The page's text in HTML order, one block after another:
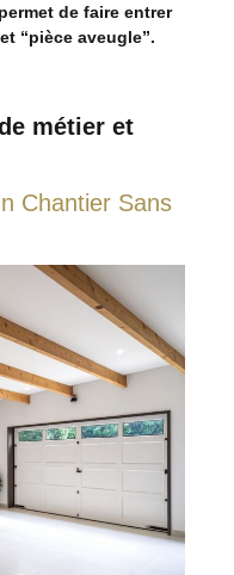
de faire entrer
“pièce aveugle”.
métier et
Chantier Sans